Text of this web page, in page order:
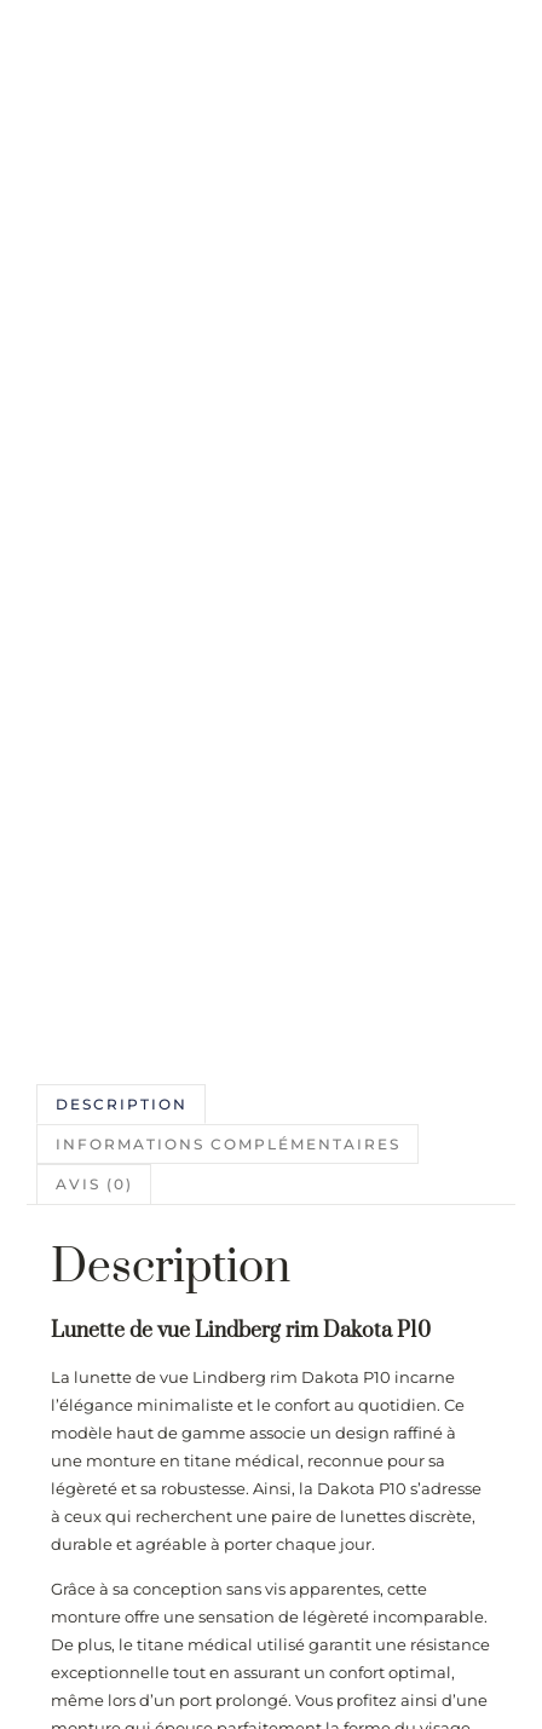
DESCRIPTION
INFORMATIONS COMPLÉMENTAIRES
AVIS (0)
Description
Lunette de vue Lindberg rim Dakota P10
La lunette de vue Lindberg rim Dakota P10 incarne
l’élégance minimaliste et le confort au quotidien. Ce
modèle haut de gamme associe un design raffiné à
une monture en titane médical, reconnue pour sa
légèreté et sa robustesse. Ainsi, la Dakota P10 s’adresse
à ceux qui recherchent une paire de lunettes discrète,
durable et agréable à porter chaque jour.
Grâce à sa conception sans vis apparentes, cette
monture offre une sensation de légèreté incomparable.
De plus, le titane médical utilisé garantit une résistance
exceptionnelle tout en assurant un confort optimal,
même lors d’un port prolongé. Vous profitez ainsi d’une